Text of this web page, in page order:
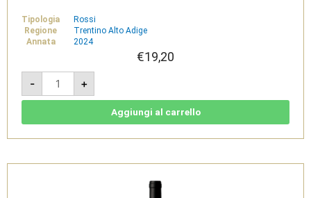
Tipologia
Rossi
Regione
Trentino Alto Adige
Annata
2024
€19,20
-
Laven
Bianco
BIO
2024
Adige
Cantina
+
Aggiungi al carrello